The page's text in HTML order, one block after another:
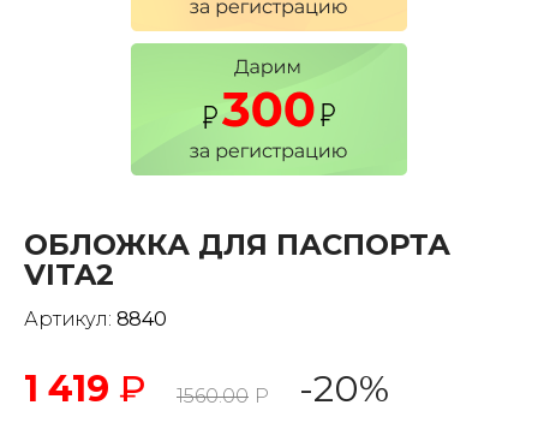
ОБЛОЖКА ДЛЯ ПАСПОРТА
VITA2
Артикул: 8840
1 419 ₽ 1560.00 Р -20%